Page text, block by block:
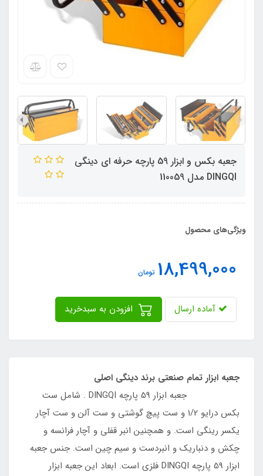
جعبه بکس و ابزار 59 پارچه حرفه ای دینگی
DINGQI مدل 110059
ویژگی‌های محصول
18,499,000 تومان
آماده ارسال
جعبه ابزار تمام صنعتی برند دینگی اصلی
​​​​​​جعبه ابزار 59 پارچه DINGQI . شامل ست
بکس درایو 1/2 و ست پیچ گوشتی و ست آلن و ست آچار
یکسر رینگی است. و همچنین انبر قفلی و آچار فرانسه و
چکش و دنباریک و انبردست و سیم چین است. جنس جعبه
ابزار 59 پارچه DINGQI فلزی است. ابعاد این جعبه ابزار